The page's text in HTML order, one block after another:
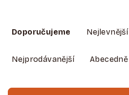
A
E
Í
Doporučujeme Nejlevnější
Nejprodávanější Abecedně